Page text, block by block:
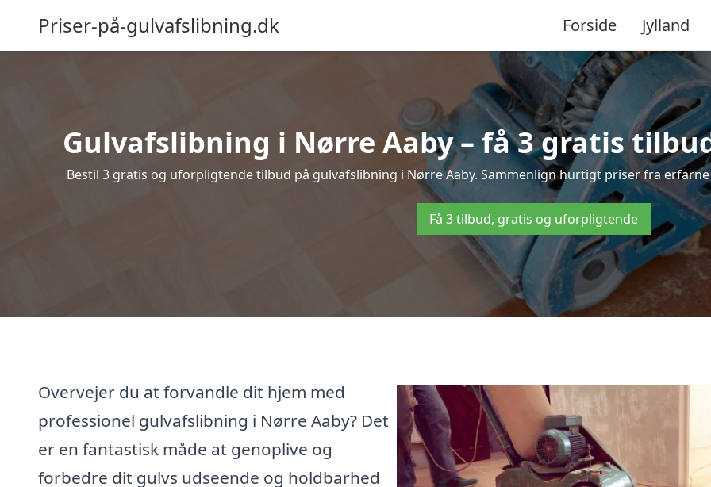
Priser-på-gulvafslibning.dk Forside Jylland
Gulvafslibning i Nørre Aaby – få 3 gratis
Bestil 3 gratis og uforpligtende tilbud på gulvafslibning i Nørre Aaby. Sammenlign hurtigt priser fra
Få 3 tilbud, gratis og uforpligtende
Overvejer du at forvandle dit hjem med
professionel gulvafslibning i Nørre Aaby? Det
er en fantastisk måde at genoplive og
forbedre dit gulvs udseende og holdbarhed